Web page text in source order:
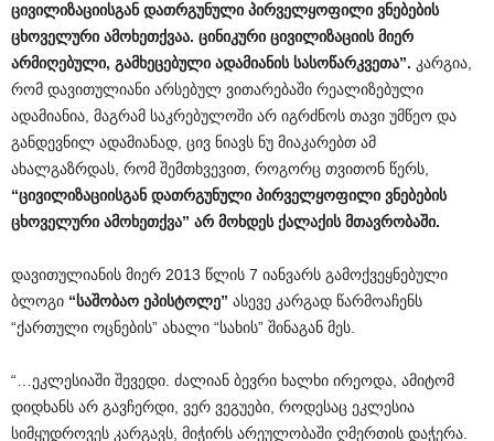
ცივილიზაციისგან დათრგუნული პირველყოფილი ვნებების
ცხოველური ამოხეთქვაა. ცინიკური ცივილიზაციის მიერ
არმიღებული, გამხეცებული ადამიანის სასოწარკვეთა”. კარგია,
რომ დავითულიანი არსებულ ვითარებაში რეალიზებული
ადამიანია, მაგრამ საკრებულოში არ იგრძნოს თავი უმწეო და
განდევნილ ადამიანად, ცივ ნიავს ნუ მიაკარებთ ამ
ახალგაზრდას, რომ შემთხვევით, როგორც თვითონ წერს,
“ცივილიზაციისგან დათრგუნული პირველყოფილი ვნებების
ცხოველური ამოხეთქვა” არ მოხდეს ქალაქის მთავრობაში.
დავითულიანის მიერ 2013 წლის 7 იანვარს გამოქვეყნებული
ბლოგი “საშობაო ეპისტოლე” ასევე კარგად წარმოაჩენს
“ქართული ოცნების” ახალი “სახის” შინაგან მეს.
“…ეკლესიაში შევედი. ძალიან ბევრი ხალხი ირეოდა, ამიტომ
დიდხანს არ გავჩერდი, ვერ ვეგუები, როდესაც ეკლესია
სიმყუდროვეს კარგავს, მიჭირს არეულობაში ღმერთის დაჭერა.